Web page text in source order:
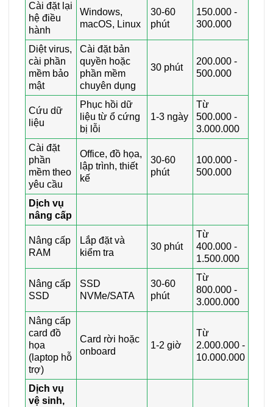
Cài đặt lại
hệ điều
hành
Windows,
macOS, Linux
30-60
phút
150.000 -
300.000
Diệt virus,
cài phần
mềm bảo
mật
Cài đặt bản
quyền hoặc
phần mềm
chuyên dụng
30 phút
200.000 -
500.000
Cứu dữ
liệu
Phục hồi dữ
liệu từ ổ cứng
bị lỗi
1-3 ngày
Từ
500.000 -
3.000.000
Cài đặt
phần
mềm theo
yêu cầu
Office, đồ họa,
lập trình, thiết
kế
30-60
phút
100.000 -
500.000
Dịch vụ
nâng cấp
Nâng cấp
RAM
Lắp đặt và
kiểm tra
30 phút
Từ
400.000 -
1.500.000
Nâng cấp
SSD
SSD
NVMe/SATA
30-60
phút
Từ
800.000 -
3.000.000
Nâng cấp
card đồ
họa
(laptop hỗ
trợ)
Card rời hoặc
onboard
1-2 giờ
Từ
2.000.000 -
10.000.000
Dịch vụ
vệ sinh,